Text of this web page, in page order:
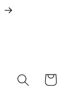
Panier